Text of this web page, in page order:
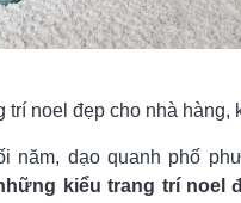
trí noel đẹp cho nhà hàng,
năm, dạo quanh phố
kiểu trang trí noel